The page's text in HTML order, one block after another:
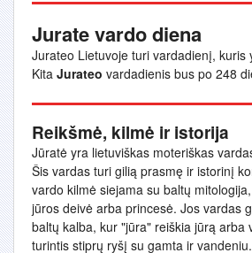
Jurate vardo diena
Jurateo Lietuvoje turi vardadienį, kuris
Kita Jurateo vardadienis bus po 248
Reikšmė, kilmė ir istorija
Jūratė yra lietuviškas moteriškas
Šis vardas turi gilią prasmę ir istorinį
vardo kilmė siejama su baltų
jūros deivė arba princesė. Jos vardas
baltų kalba, kur "jūra" reiškia jūrą arba
turintis stiprų ryšį su gamta ir